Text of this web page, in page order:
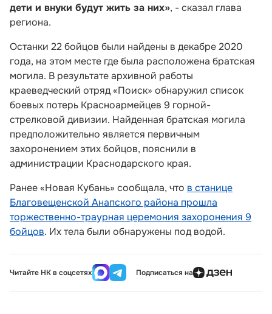
дети и внуки будут жить за них», - сказал глава
региона.
Останки 22 бойцов были найдены в декабре 2020
года, на этом месте где была расположена братская
могила. В результате архивной работы
краеведческий отряд «Поиск» обнаружил список
боевых потерь Красноармейцев 9 горной-
стрелковой дивизии. Найденная братская могила
предположительно является первичным
захоронением этих бойцов, пояснили в
администрации Краснодарского края.
Ранее «Новая Кубань» сообщала, что в станице
Благовещенской Анапского района прошла
торжественно-траурная церемония захоронения 9
бойцов. Их тела были обнаружены под водой.
Читайте НК в соцсетях Подписаться на